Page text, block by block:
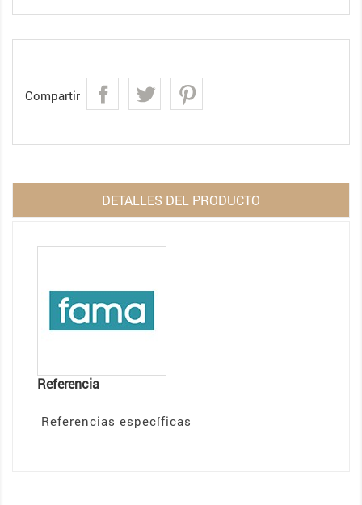
Compartir
DETALLES DEL PRODUCTO
Referencia
Referencias específicas